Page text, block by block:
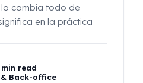
cambia todo de
en la práctica
min read
Back-office